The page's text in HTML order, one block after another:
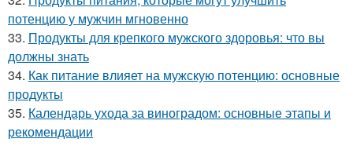
потенцию у мужчин мгновенно
33. Продукты для крепкого мужского здоровья: что вы
должны знать
34. Как питание влияет на мужскую потенцию: основные
продукты
35. Календарь ухода за виноградом: основные этапы и
рекомендации